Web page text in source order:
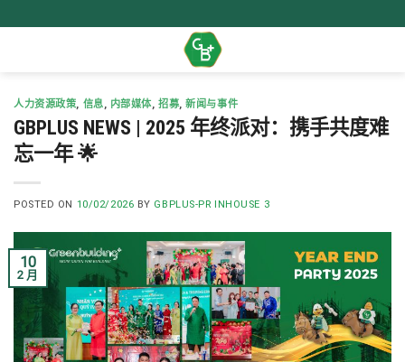
to
人力资源政策, 信息, 内部媒体,招募,新闻与事件
GBPLUS NEWS | 2025 年终派对：携手共度难
忘一年 🌟
POSTED ON 10/02/2026 BY GBPLUS-PR INHOUSE 3
10
2 月